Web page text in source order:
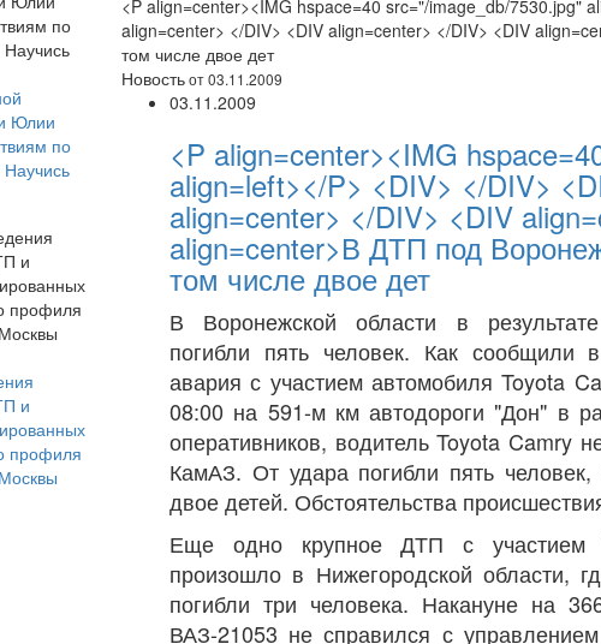
Юлии
по
и
профиля
<P align=center><IMG hspace=40 src="/image_db/7530.jpg"
align=center> </DIV> <DIV align=center> </DIV> <DIV
том числе двое дет
Новостьот 03.11.2009
03.11.2009
<P align=center><IMG
align=left></P> <DIV> </DIV>
align=center> </DIV> <DIV
align=center>В ДТП под
том числе двое дет
В Воронежской области в
погибли пять человек. Как сообщили
авария с участием автомобиля Toyota
08:00 на 591-м км автодороги "Дон" в
оперативников, водитель Toyota Camry
КамАЗ. От удара погибли пять
двое детей. Обстоятельства
Еще одно крупное ДТП с участием
произошло в Нижегородской области,
погибли три человека. Накануне на
ВАЗ-21053 не справился с